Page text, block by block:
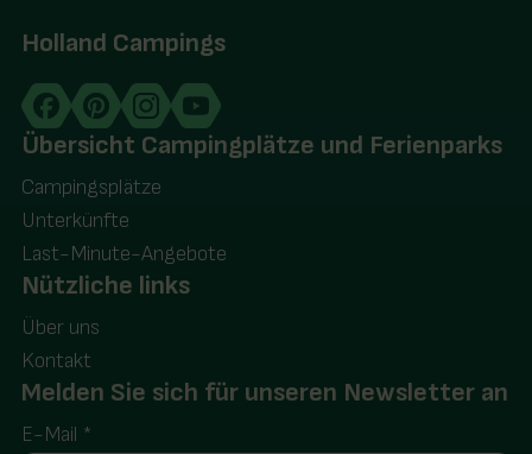
Holland Campings
Übersicht Campingplätze und Ferienparks
Campingsplätze
Unterkünfte
Last-Minute-Angebote
Nützliche links
Über uns
Kontakt
Melden Sie sich für unseren Newsletter an
E-Mail *